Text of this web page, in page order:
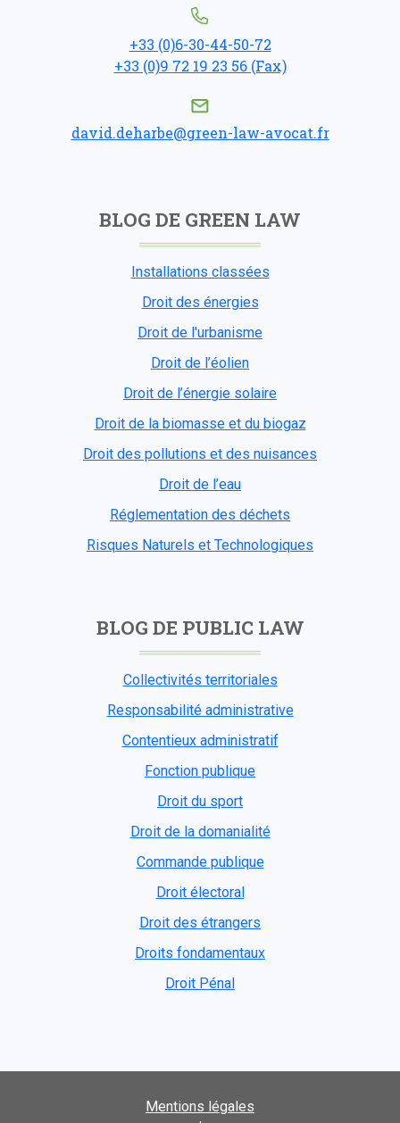
+33 (0)6-30-44-50-72
+33 (0)9 72 19 23 56 (Fax)
david.deharbe@green-law-avocat.fr
BLOG DE GREEN LAW
Installations classées
Droit des énergies
Droit de l'urbanisme
Droit de l’éolien
Droit de l’énergie solaire
Droit de la biomasse et du biogaz
Droit des pollutions et des nuisances
Droit de l’eau
Réglementation des déchets
Risques Naturels et Technologiques
BLOG DE PUBLIC LAW
Collectivités territoriales
Responsabilité administrative
Contentieux administratif
Fonction publique
Droit du sport
Droit de la domanialité
Commande publique
Droit électoral
Droit des étrangers
Droits fondamentaux
Droit Pénal
Mentions légales